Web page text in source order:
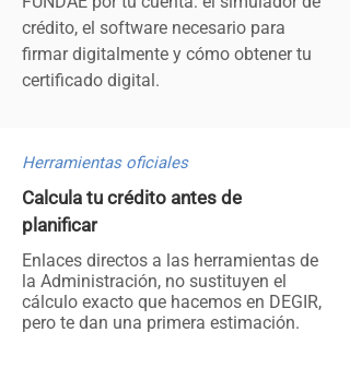
crédito, el software necesario para
firmar digitalmente y cómo obtener tu
certificado digital.
Herramientas oficiales
Calcula tu crédito antes de
planificar
Enlaces directos a las herramientas de
la Administración, no sustituyen el
cálculo exacto que hacemos en DEGIR,
pero te dan una primera estimación.